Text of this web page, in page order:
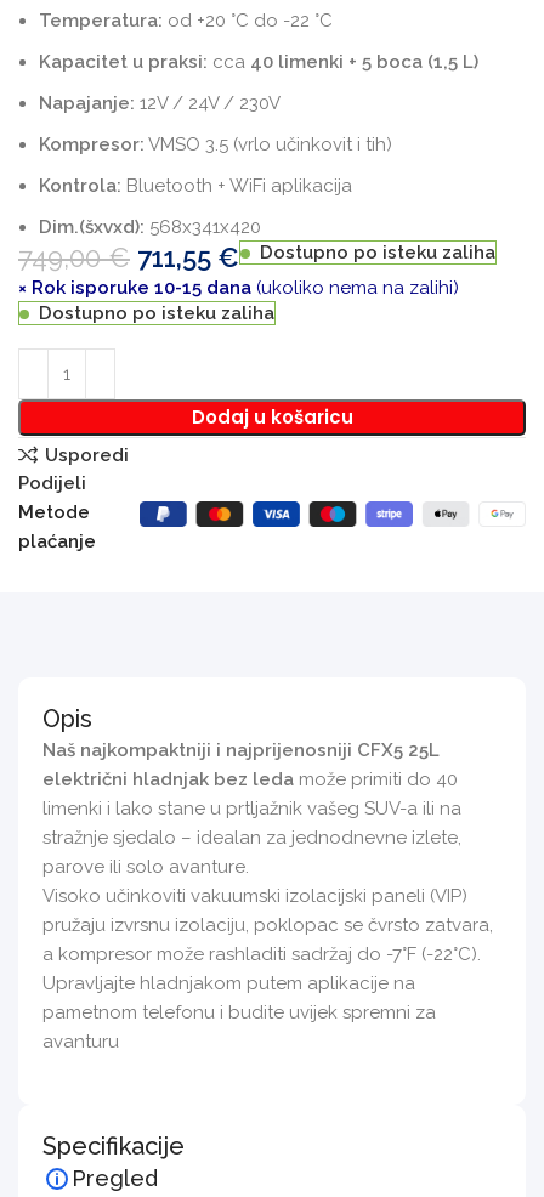
Temperatura: od +20 °C do -22 °C
Kapacitet u praksi: cca 40 limenki + 5 boca (1,5 L)
Napajanje: 12V / 24V / 230V
Kompresor: VMSO 3.5 (vrlo učinkovit i tih)
Kontrola: Bluetooth + WiFi aplikacija
Dim.(šxvxd): 568x341x420
749,00€ 711,55 €
Dostupno po isteku zaliha
× Rok isporuke 10-15 dana (ukoliko nema na zalihi)
Dostupno po isteku zaliha
Dodaj u košaricu
Usporedi
Podijeli
Metode
plaćanje
Opis
Naš najkompaktniji i najprijenosniji CFX5 25L
električni hladnjak bez leda može primiti do 40
limenki i lako stane u prtljažnik vašeg SUV-a ili na
stražnje sjedalo – idealan za jednodnevne izlete,
parove ili solo avanture.
Visoko učinkoviti vakuumski izolacijski paneli (VIP)
pružaju izvrsnu izolaciju, poklopac se čvrsto zatvara,
a kompresor može rashladiti sadržaj do -7°F (-22°C).
Upravljajte hladnjakom putem aplikacije na
pametnom telefonu i budite uvijek spremni za
avanturu
Specifikacije
Pregled